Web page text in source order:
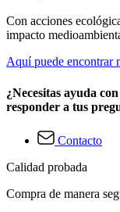
Con acciones
impacto
Aquí puede encontrar
¿Necesitas ayuda
responder a tus
Contacto
Calidad probada
Compra de manera